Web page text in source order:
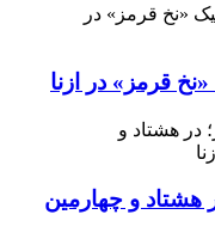
قرمز» در ازنا
هشتاد و چهارمین